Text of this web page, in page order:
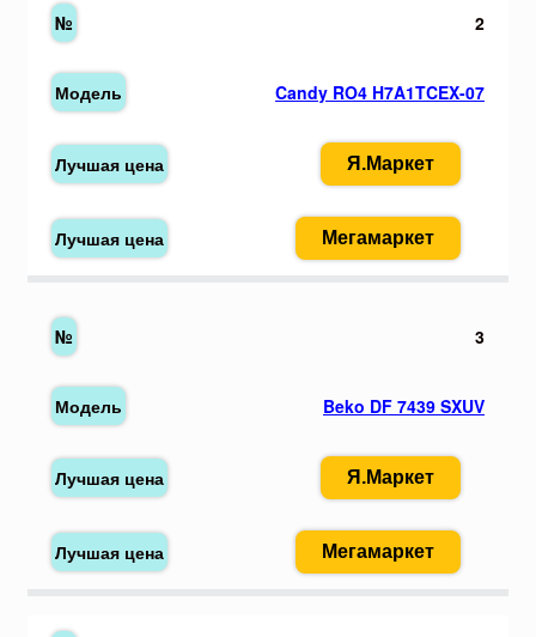
2
Candy RO4 H7A1TCEX-07
Я.Маркет
Мегамаркет
3
Beko DF 7439 SXUV
Я.Маркет
Мегамаркет